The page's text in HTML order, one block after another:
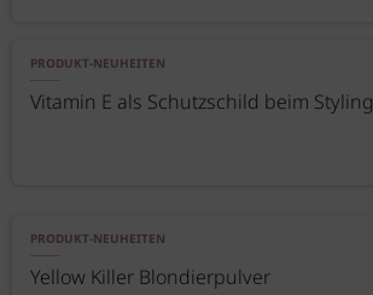
PRODUKT-NEUHEITEN
Vitamin E als Schutzschild beim Styling
PRODUKT-NEUHEITEN
Yellow Killer Blondierpulver